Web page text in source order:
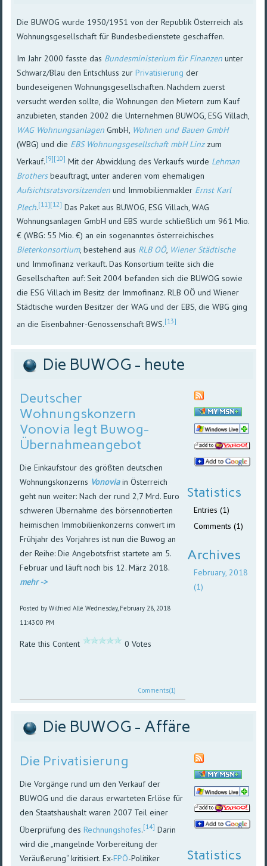
Die BUWOG wurde 1950/1951 von der Republik Österreich als
Wohnungsgesellschaft für Bundesbedienstete geschaffen.
Im Jahr 2000 fasste das Bundesministerium für Finanzen unter
Schwarz/Blau den Entschluss zurPrivatisierung der
bundeseigenen Wohnungsgesellschaften. Nachdem zuerst
versucht werden sollte, die Wohnungen den Mietern zum Kauf
anzubieten, standen 2002 die Unternehmen BUWOG, ESG Villach,
WAG Wohnungsanlagen GmbH, Wohnen und Bauen GmbH
(WBG) und die EBS Wohnungsgesellschaft mbH Linzzum
Verkauf.[9][10] Mit der Abwicklung des Verkaufs wurde Lehman
Brothersbeauftragt, unter anderen vom ehemaligen
Aufsichtsratsvorsitzenden und Immobilienmakler Ernst Karl
Plech.[11][12] Das Paket aus BUWOG, ESG Villach, WAG
Wohnungsanlagen GmbH und EBS wurde schließlich um 961 Mio.
€ (WBG: 55 Mio. €) an ein sogenanntes österreichisches
Bieterkonsortium, bestehend aus RLB OÖ, Wiener Städtische
und Immofinanz verkauft. Das Konsortium teilte sich die
Gesellschaften auf: Seit 2004 befanden sich die BUWOG sowie
die ESG Villach im Besitz der Immofinanz. RLB OÖ und Wiener
Städtische wurden Besitzer der WAG und der EBS, die WBG ging
an die Eisenbahner-Genossenschaft BWS.[13]
Die BUWOG - heute
Deutscher
Wohnungskonzern
Vonovia legt Buwog-
Übernahmeangebot
Die Einkaufstour des größten deutschen
Wohnungskonzerns Vonoviain Österreich
geht nun weiter: Nach der rund 2,7 Mrd. Euro
schweren Übernahme des börsennotierten
heimischen Immobilienkonzerns conwert im
Frühjahr des Vorjahres ist nun die Buwog an
der Reihe: Die Angebotsfrist startete am 5.
Februar und läuft noch bis 12. März 2018.
mehr ->
Posted by Wilfried Allé Wednesday, February 28, 2018
11:43:00 PM
Rate this Content 0 Votes
Comments(1)
Statistics
Entries (1)
Comments (1)
Archives
February, 2018
(1)
Die BUWOG - Affäre
Die Privatisierung
Die Vorgänge rund um den Verkauf der
BUWOG und die daraus erwarteten Erlöse für
den Staatshaushalt waren 2007 Teil einer
Überprüfung desRechnungshofes.[14] Darin
wird die „mangelnde Vorbereitung der
Veräußerung“ kritisiert. Ex-FPÖ-Politiker
Statistics